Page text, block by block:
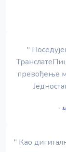
"
превођење
-
" Као